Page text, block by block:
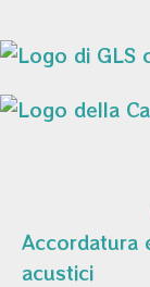
Accordatura
acustici